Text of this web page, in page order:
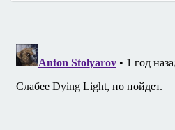
записям